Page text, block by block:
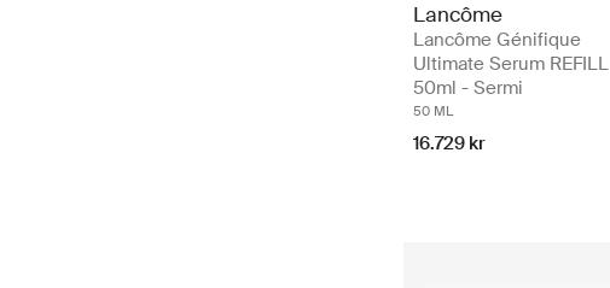
Lancôme
Lancôme Génifique
Ultimate Serum REFILL
50ml - Sermi
50 ML
16.729 kr